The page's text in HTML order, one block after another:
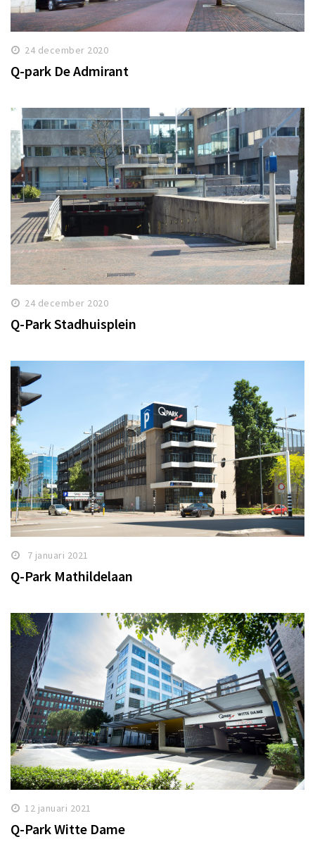
24 december 2020
Q-park De Admirant
24 december 2020
Q-Park Stadhuisplein
7 januari 2021
Q-Park Mathildelaan
12 januari 2021
Q-Park Witte Dame